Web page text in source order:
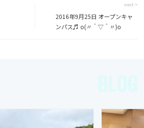
next >
2016年9月25日 オープンキャ
ンパス♬ o(〃＾▽＾〃)o